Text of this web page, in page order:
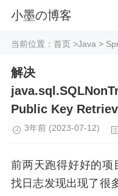
小墨の博客
当前位置： 首页 >Java >
解决
Public Key
3年前 (2023-07-12)
前两天跑得好好的项
找日志发现出现了很